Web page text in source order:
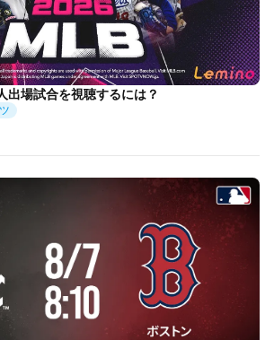
出場試合を視聴するには？